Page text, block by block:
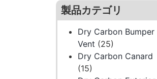
製品カテゴリ
Dry Carbon Bumper
Vent (25)
Dry Carbon Canard
(15)